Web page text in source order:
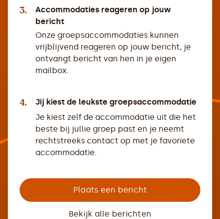
3.
Accommodaties reageren op jouw
bericht
Onze groepsaccommodaties kunnen
vrijblijvend reageren op jouw bericht, je
ontvangt bericht van hen in je eigen
mailbox.
4.
Jij kiest de leukste groepsaccommodatie
Je kiest zelf de accommodatie uit die het
beste bij jullie groep past en je neemt
rechtstreeks contact op met je favoriete
accommodatie.
Plaats een bericht
Bekijk alle berichten